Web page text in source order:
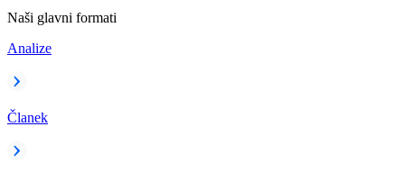
Naši glavni formati
Analize
Članek